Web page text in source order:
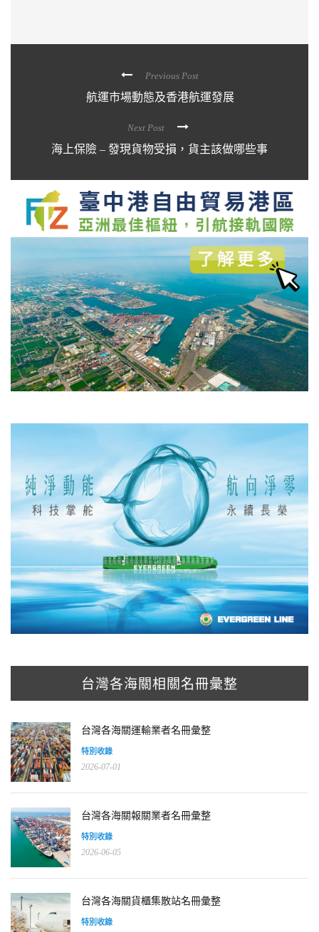
Previous Post
航運市場動態及香港航運發展
Next Post
海上保險 – 發現貨物受損，貨主該做哪些事
台灣各海關相關名冊彙整
台灣各海關運輸業者名冊彙整
特別收錄
2026-07-01
台灣各海關報關業者名冊彙整
特別收錄
2026-06-05
台灣各海關貨櫃集散站名冊彙整
特別收錄